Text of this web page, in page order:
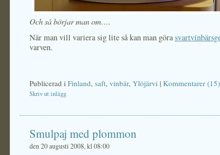
Och så börjar man om….
När man vill variera sig lite så kan man göra
varven.
Publicerad i Finland, saft, vinbär, Ylöjärvi | Kommentarer (15)
Skriv ut inlägg
Smulpaj med plommon
den 20 augusti 2008, kl 08:00